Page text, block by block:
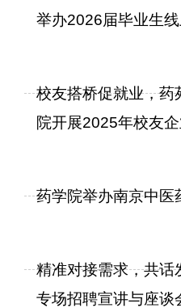
举办2026届毕业生
校友搭桥促就业，
院开展2025年校友
药学院举办南京中医
精准对接需求，共
专场招聘宣讲与座谈